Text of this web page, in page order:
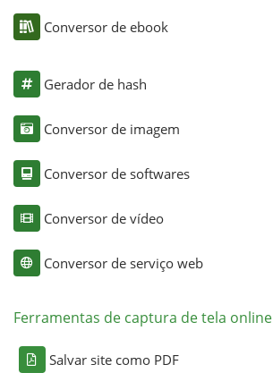
Conversor de ebook
Gerador de hash
Conversor de imagem
Conversor de softwares
Conversor de vídeo
Conversor de serviço web
Ferramentas de captura de tela online
Salvar site como PDF